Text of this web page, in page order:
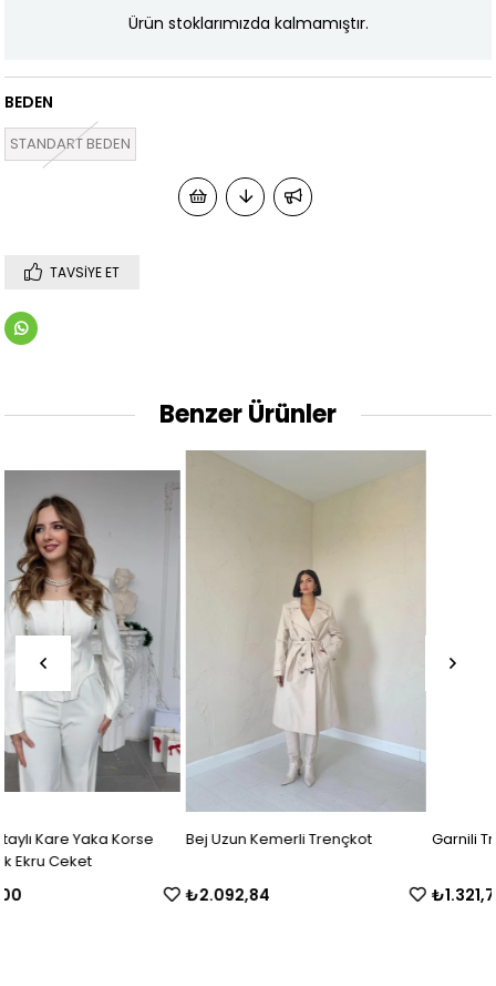
Ürün stoklarımızda kalmamıştır.
BEDEN
STANDART BEDEN
TAVSIYE ET
Benzer Ürünler
Bej Uzun Kemerli Trençkot Garnili Trençkot Haki-Bej